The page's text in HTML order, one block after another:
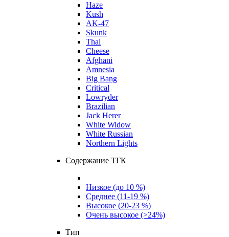
Haze
Kush
AK-47
Skunk
Thai
Cheese
Afghani
Amnesia
Big Bang
Critical
Lowryder
Brazilian
Jack Herer
White Widow
White Russian
Northern Lights
Содержание ТГК
Низкое (до 10 %)
Среднее (11-19 %)
Высокое (20-23 %)
Очень высокое (>24%)
Тип